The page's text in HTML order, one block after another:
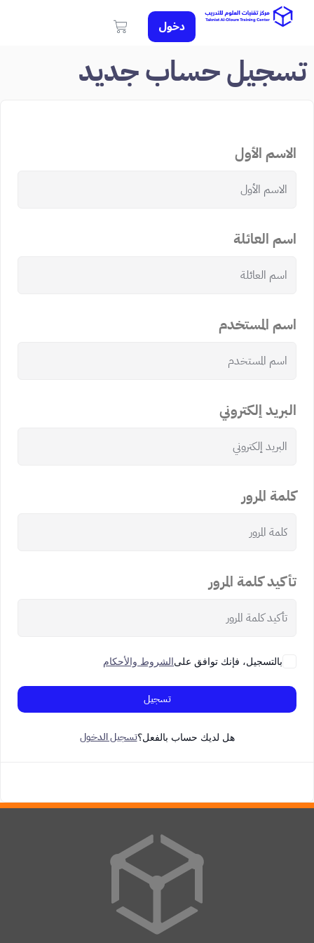
دخول
تسجيل حساب جديد
الاسم الأول
اسم العائلة
اسم المستخدم
البريد إلكتروني
كلمة المرور
تأكيد كلمة المرور
بالتسجيل، فإنك توافق علىالشروط والأحكام
تسجيل
هل لديك حساب بالفعل؟تسجيل الدخول